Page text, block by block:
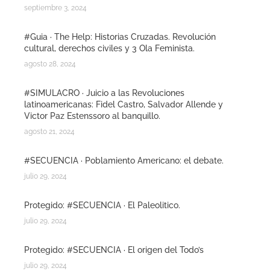
septiembre 3, 2024
#Guia · The Help: Historias Cruzadas. Revolución
cultural, derechos civiles y 3 Ola Feminista.
agosto 28, 2024
#SIMULACRO · Juicio a las Revoluciones
latinoamericanas: Fidel Castro, Salvador Allende y
Victor Paz Estenssoro al banquillo.
agosto 21, 2024
#SECUENCIA · Poblamiento Americano: el debate.
julio 29, 2024
Protegido: #SECUENCIA · El Paleolitico.
julio 29, 2024
Protegido: #SECUENCIA · El origen del Todo’s
julio 29, 2024